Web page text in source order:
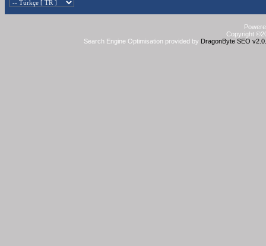
Copyright
Search Engine Optimisation provided by DragonByte SEO